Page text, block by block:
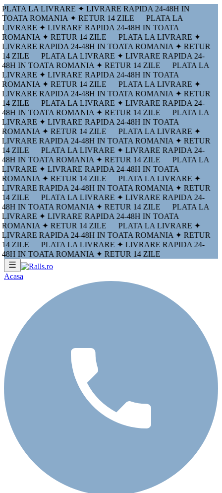
PLATA LA LIVRARE ✦ LIVRARE RAPIDA 24-48H IN
TOATA ROMANIA ✦ RETUR 14 ZILE
PLATA LA
LIVRARE ✦ LIVRARE RAPIDA 24-48H IN TOATA
ROMANIA ✦ RETUR 14 ZILE
PLATA LA LIVRARE ✦
LIVRARE RAPIDA 24-48H IN TOATA ROMANIA ✦ RETUR
14 ZILE
PLATA LA LIVRARE ✦ LIVRARE RAPIDA 24-
48H IN TOATA ROMANIA ✦ RETUR 14 ZILE
PLATA LA
LIVRARE ✦ LIVRARE RAPIDA 24-48H IN TOATA
ROMANIA ✦ RETUR 14 ZILE
PLATA LA LIVRARE ✦
LIVRARE RAPIDA 24-48H IN TOATA ROMANIA ✦ RETUR
14 ZILE
PLATA LA LIVRARE ✦ LIVRARE RAPIDA 24-
48H IN TOATA ROMANIA ✦ RETUR 14 ZILE
PLATA LA
LIVRARE ✦ LIVRARE RAPIDA 24-48H IN TOATA
ROMANIA ✦ RETUR 14 ZILE
PLATA LA LIVRARE ✦
LIVRARE RAPIDA 24-48H IN TOATA ROMANIA ✦ RETUR
14 ZILE
PLATA LA LIVRARE ✦ LIVRARE RAPIDA 24-
48H IN TOATA ROMANIA ✦ RETUR 14 ZILE
PLATA LA
LIVRARE ✦ LIVRARE RAPIDA 24-48H IN TOATA
ROMANIA ✦ RETUR 14 ZILE
PLATA LA LIVRARE ✦
LIVRARE RAPIDA 24-48H IN TOATA ROMANIA ✦ RETUR
14 ZILE
PLATA LA LIVRARE ✦ LIVRARE RAPIDA 24-
48H IN TOATA ROMANIA ✦ RETUR 14 ZILE
PLATA LA
LIVRARE ✦ LIVRARE RAPIDA 24-48H IN TOATA
ROMANIA ✦ RETUR 14 ZILE
PLATA LA LIVRARE ✦
LIVRARE RAPIDA 24-48H IN TOATA ROMANIA ✦ RETUR
14 ZILE
PLATA LA LIVRARE ✦ LIVRARE RAPIDA 24-
48H IN TOATA ROMANIA ✦ RETUR 14 ZILE
Acasa